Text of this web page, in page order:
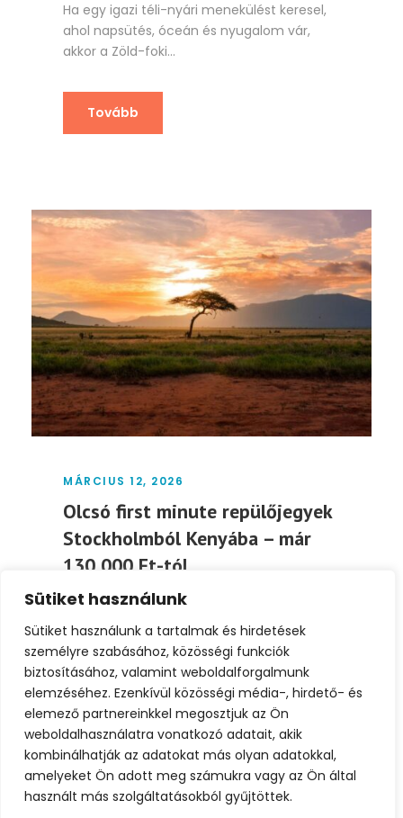
Sütiket használunk
Sütiket használunk a tartalmak és hirdetések
személyre szabásához, közösségi funkciók
biztosításához, valamint weboldalforgalmunk
elemzéséhez. Ezenkívül közösségi média-, hirdető- és
elemező partnereinkkel megosztjuk az Ön
weboldalhasználatra vonatkozó adatait, akik
kombinálhatják az adatokat más olyan adatokkal,
amelyeket Ön adott meg számukra vagy az Ön által
használt más szolgáltatásokból gyűjtöttek.
Ha egy igazi téli-nyári menekülést keresel,
ahol napsütés, óceán és nyugalom vár,
akkor a Zöld-foki...
Tovább
MÁRCIUS 12, 2026
Olcsó first minute repülőjegyek
Stockholmból Kenyába – már
130 000 Ft-tól
Olcsó first minute repülőjegyek
Stockholmból Kenyába – már 130000 Ft-tól
Most kivételesen jó áron lehet...
Tovább